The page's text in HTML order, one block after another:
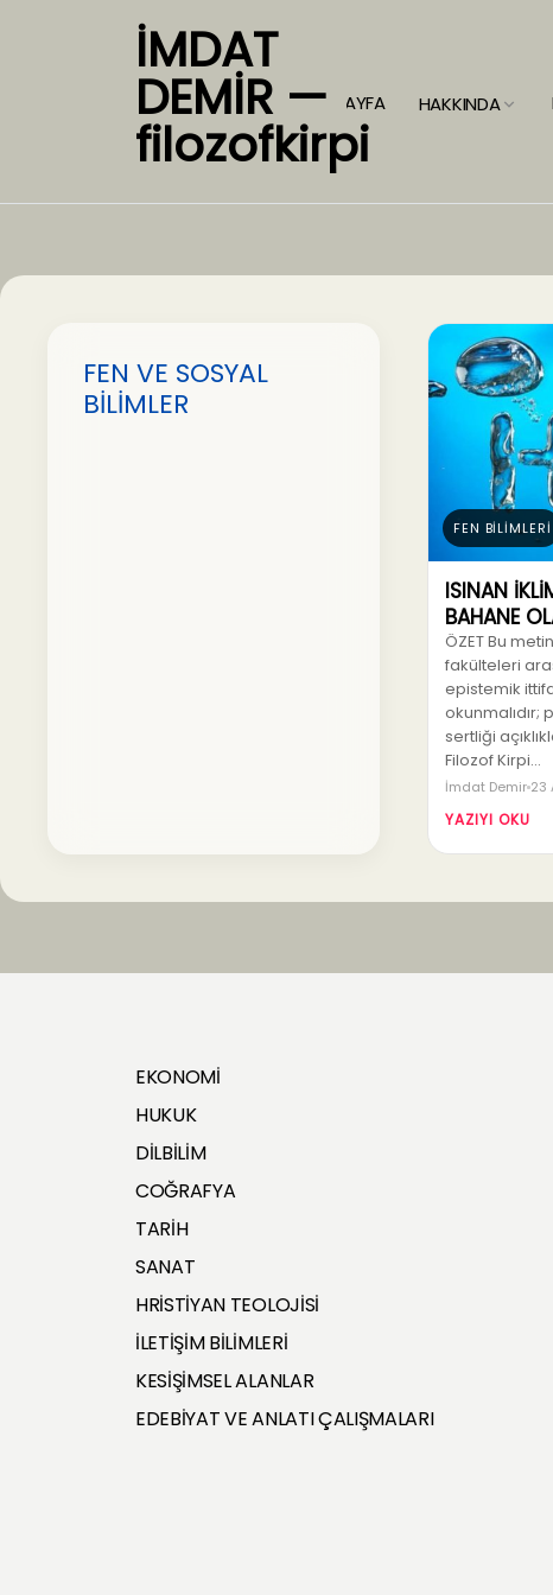
İMDAT
DEMİR —
filozofkirpi
ANASAYFA HAKKINDA
FEN VE SOSYAL
BİLİMLER
FEN BİLİMLERİ
ISINAN
BAHANE
ÖZET Bu
fakülteleri
epistemik
okunmalıdır;
sertliği
Filozof Kirpi…
İmdat Demir 23
YAZIYI OKU
EKONOMİ
HUKUK
DİLBİLİM
COĞRAFYA
TARİH
SANAT
HRİSTİYAN TEOLOJİSİ
İLETİŞİM BİLİMLERİ
KESİŞİMSEL ALANLAR
EDEBİYAT VE ANLATI ÇALIŞMALARI